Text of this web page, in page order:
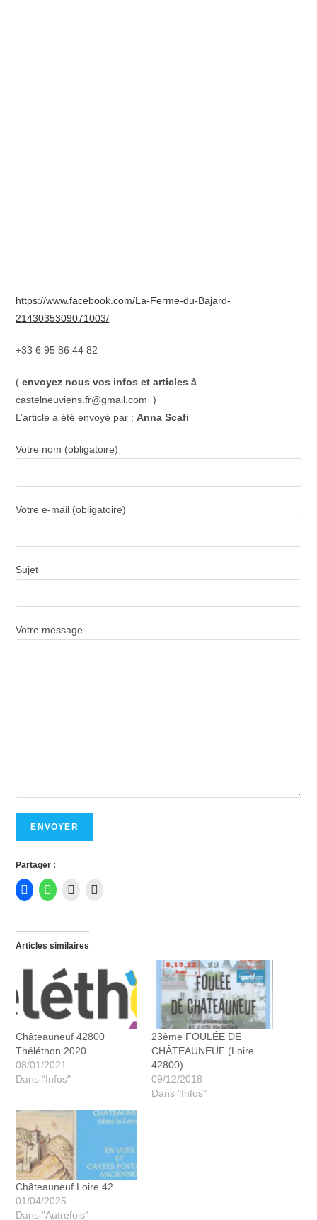
https://www.facebook.com/La-Ferme-du-Bajard-
2143035309071003/
+33 6 95 86 44 82
(envoyez nous vos infos et articles à
castelneuviens.fr@gmail.com )
L’article a été envoyé par :Anna Scafi
Votre nom (obligatoire)
Votre e-mail (obligatoire)
Sujet
Votre message
Partager :
Articles similaires
Châteauneuf 42800
Théléthon 2020
08/01/2021
Dans "Infos"
23ème FOULÉE DE
CHÂTEAUNEUF (Loire
42800)
09/12/2018
Dans "Infos"
Châteauneuf Loire 42
01/04/2025
Dans "Autrefois"